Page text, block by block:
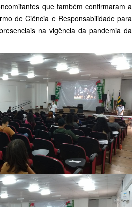
que também confirmaram a
de Ciência e Responsabilidade para
na vigência da pandemia da